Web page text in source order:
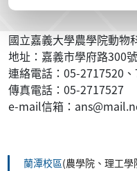
國立嘉義大學農學院動物
地址：嘉義市學府路300號
連絡電話：05-2717520
傳真電話：05-2717527
e-mail信箱：
蘭潭校區(農學院、理工